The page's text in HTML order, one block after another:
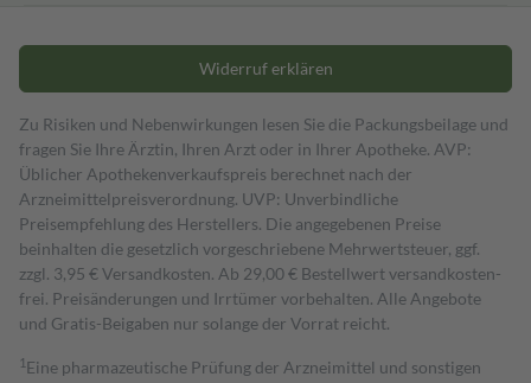
Widerruf erklären
Zu Risiken und Nebenwirkungen lesen Sie die Packungsbeilage und
fragen Sie Ihre Ärztin, Ihren Arzt oder in Ihrer Apotheke. AVP:
Üblicher Apothekenverkaufspreis berechnet nach der
Arzneimittelpreisverordnung. UVP: Unverbindliche
Preisempfehlung des Herstellers. Die angegebenen Preise
beinhalten die gesetzlich vorgeschriebene Mehrwertsteuer, ggf.
zzgl. 3,95 € Versandkosten. Ab 29,00 € Bestell­wert versand­kosten­
frei. Preisänderungen und Irrtümer vorbehalten. Alle Angebote
und Gratis-Beigaben nur solange der Vorrat reicht.
1 Eine pharmazeutische Prüfung der Arzneimittel und sonstigen